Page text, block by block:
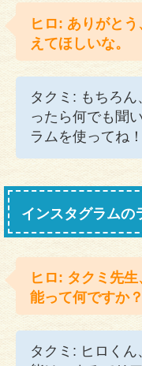
ヒロ: ありがと
えてほしいな。
タクミ: もちろ
ったら何でも聞
ラムを使ってね！
インスタグラムの
ヒロ: タクミ先
能って何ですか？
タクミ: ヒロく